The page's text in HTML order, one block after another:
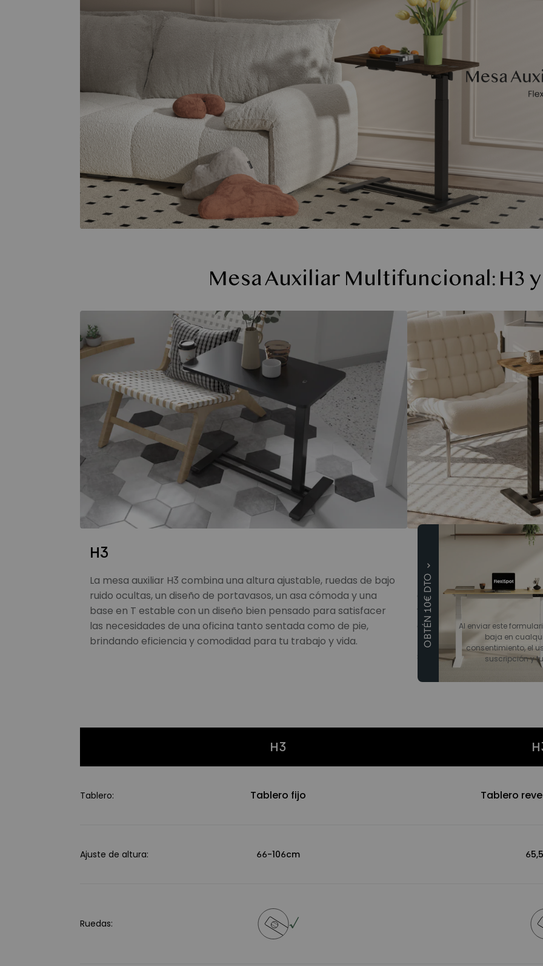
Mesa Auxiliar Multifuncional: H3
H3
La mesa auxiliar H3 combina una altura ajustable, ruedas de bajo
ruido ocultas, un diseño de portavasos, un asa cómoda y una
base en T estable con un diseño bien pensado para satisfacer
las necesidades de una oficina tanto sentada como de pie,
brindando eficiencia y comodidad para tu trabajo y vida.
La superficie del
adaptarse a las
varios ángulos. El ajuste
durante largas horas de
permiten un movimiento
satisface diversas
trabajo.
H3
Tablero: Tablero fijo Tablero
Ajuste de altura: 66-106cm
Ruedas: √
OBTÉN 10€ DTO
Al enviar este
baja en
consentimiento, el
suscripción y